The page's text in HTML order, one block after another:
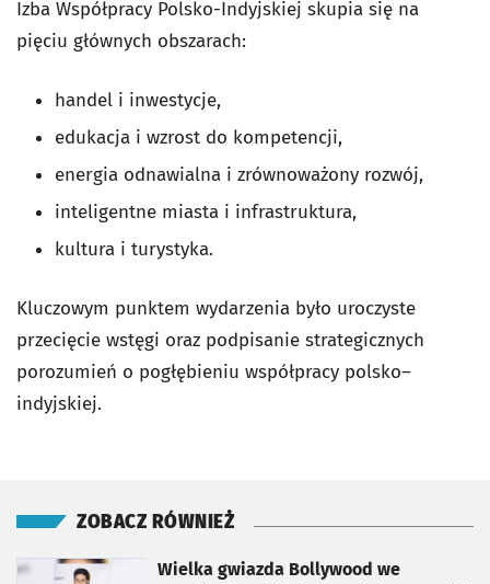
Izba Współpracy Polsko-Indyjskiej skupia się na
pięciu głównych obszarach:
handel i inwestycje,
edukacja i wzrost do kompetencji,
energia odnawialna i zrównoważony rozwój,
inteligentne miasta i infrastruktura,
kultura i turystyka.
Kluczowym punktem wydarzenia było uroczyste
przecięcie wstęgi oraz podpisanie strategicznych
porozumień o pogłębieniu współpracy polsko–
indyjskiej.
ZOBACZ RÓWNIEŻ
Wielka gwiazda Bollywood we
otworzy się w nowej karcie